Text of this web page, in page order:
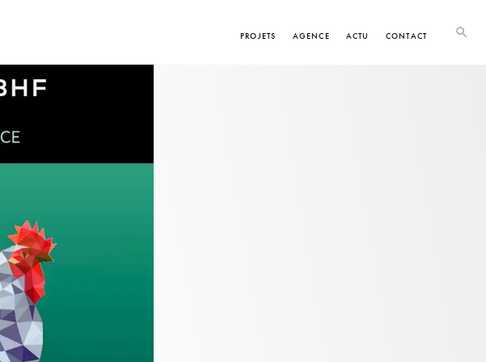
PROJETS AGENCE ACTU CONTACT